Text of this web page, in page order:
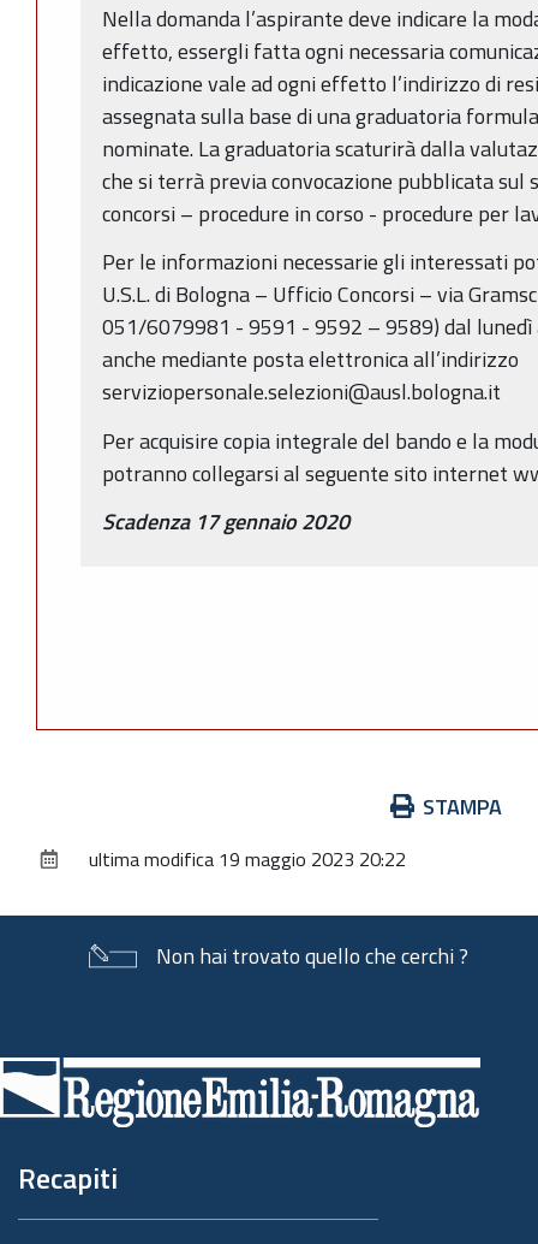
Nella domanda l’aspirante deve indicare la
effetto, essergli fatta ogni necessaria
indicazione vale ad ogni effetto l’indirizzo di
assegnata sulla base di una graduatoria
nominate. La graduatoria scaturirà dalla
che si terrà previa convocazione pubblicata
concorsi – procedure in corso - procedure per
Per le informazioni necessarie gli interessati
U.S.L. di Bologna – Ufficio Concorsi – via
051/6079981 - 9591 - 9592 – 9589) dal
anche mediante posta elettronica all’indirizzo
serviziopersonale.selezioni@ausl.bologna.it
Per acquisire copia integrale del bando e la
potranno collegarsi al seguente sito internet
Scadenza 17 gennaio 2020
documento
STAMPA
ultima modifica 19 maggio 2023 20:22
Non hai trovato quello che cerchi ?
di
pagina
Recapiti